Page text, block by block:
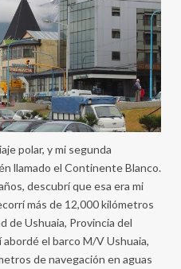
polar, y mi segunda
llamado el Continente Blanco.
descubrí que esa era mi
más de 12,000 kilómetros
de Ushuaia, Provincia del
el barco M/V Ushuaia,
de navegación en aguas